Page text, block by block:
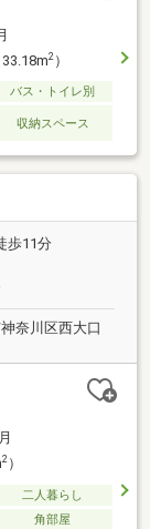
2）
バス・トイレ別
収納スペース
歩11分
奈川区西大口
2）
二人暮らし
角部屋